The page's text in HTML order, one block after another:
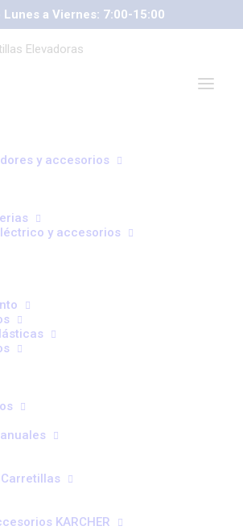
Lunes a Viernes: 7:00-15:00
y accesorios
y accesorios
KARCHER
o correo electrónico